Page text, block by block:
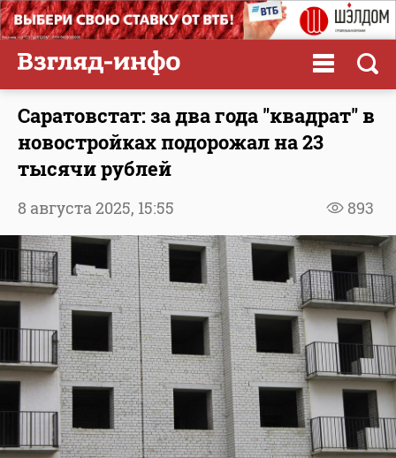
Саратовстат: за два года "квадрат" в
новостройках подорожал на 23
тысячи рублей
893
8 августа 2025, 15:55